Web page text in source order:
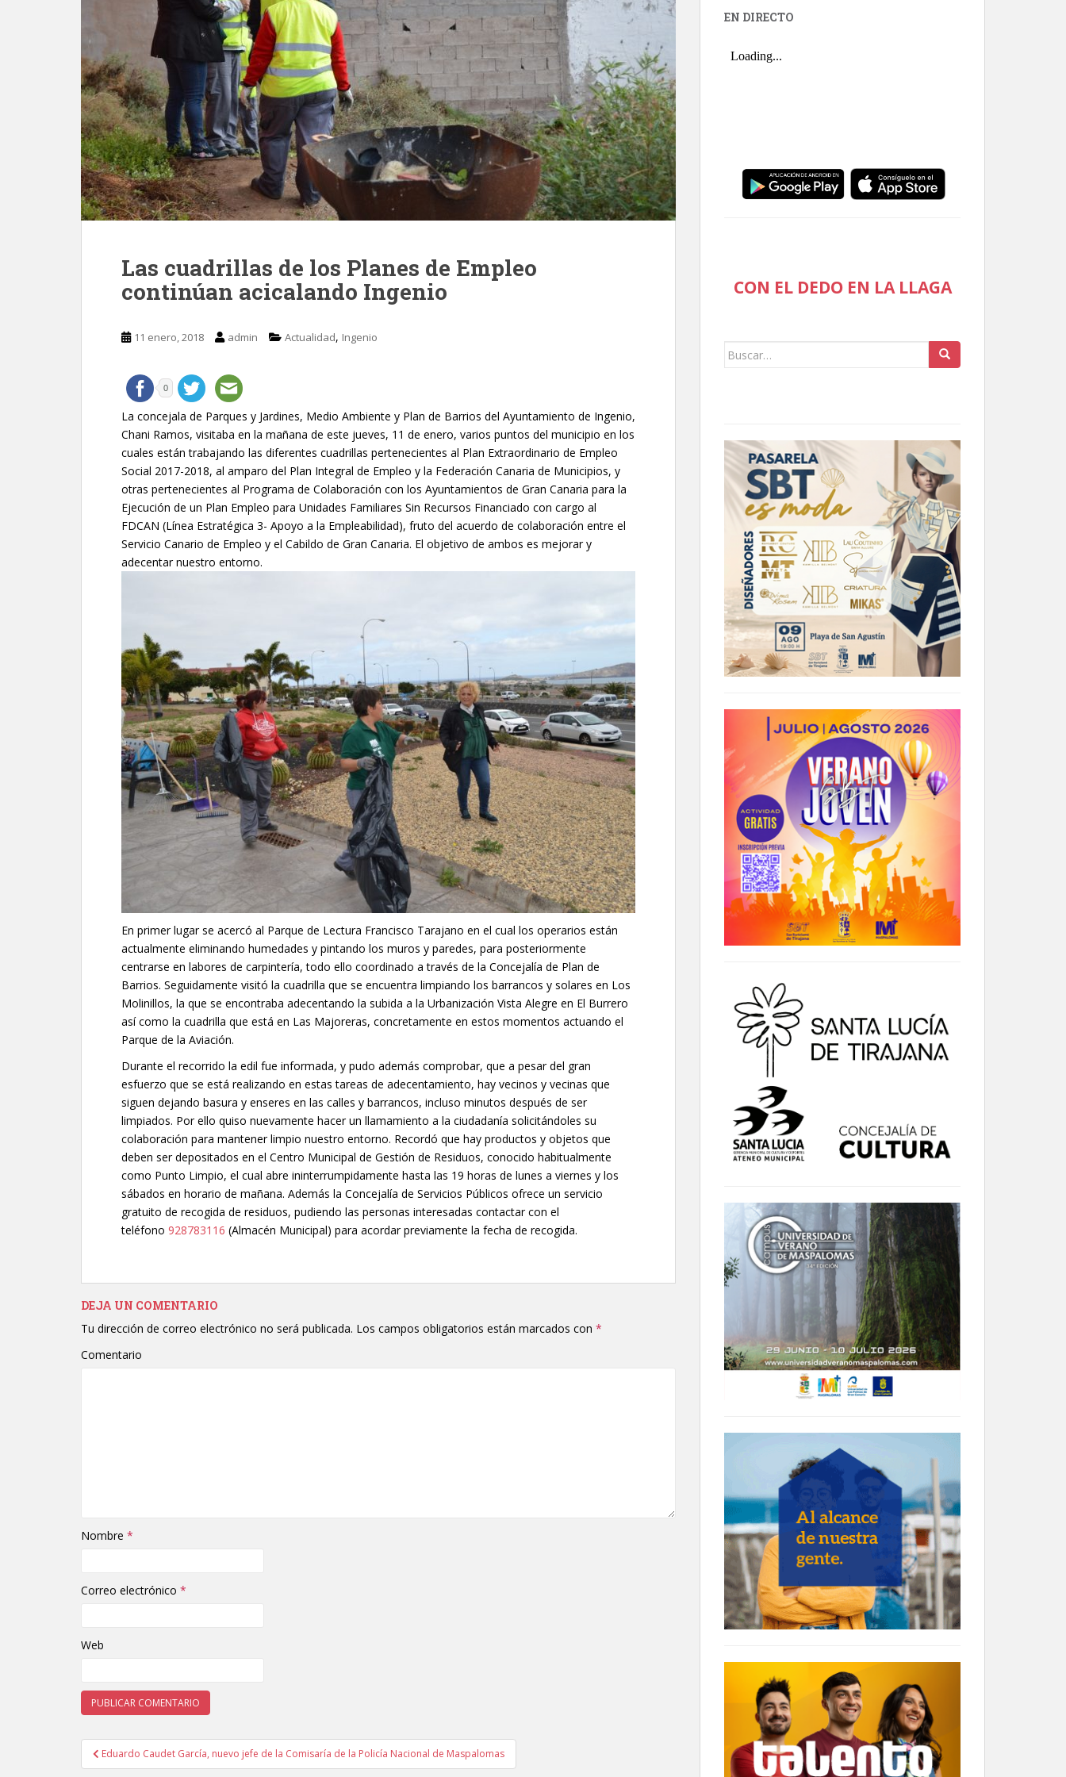
Las cuadrillas de los Planes de Empleo
continúan acicalando Ingenio
11 enero, 2018 admin Actualidad, Ingenio
0
La concejala de Parques y Jardines, Medio Ambiente y Plan de Barrios del Ayuntamiento de Ingenio,
Chani Ramos, visitaba en la mañana de este jueves, 11 de enero, varios puntos del municipio en los
cuales están trabajando las diferentes cuadrillas pertenecientes al Plan Extraordinario de Empleo
Social 2017-2018, al amparo del Plan Integral de Empleo y la Federación Canaria de Municipios, y
otras pertenecientes al Programa de Colaboración con los Ayuntamientos de Gran Canaria para la
Ejecución de un Plan Empleo para Unidades Familiares Sin Recursos Financiado con cargo al
FDCAN (Línea Estratégica 3- Apoyo a la Empleabilidad), fruto del acuerdo de colaboración entre el
Servicio Canario de Empleo y el Cabildo de Gran Canaria. El objetivo de ambos es mejorar y
adecentar nuestro entorno.
En primer lugar se acercó al Parque de Lectura Francisco Tarajano en el cual los operarios están
actualmente eliminando humedades y pintando los muros y paredes, para posteriormente
centrarse en labores de carpintería, todo ello coordinado a través de la Concejalía de Plan de
Barrios. Seguidamente visitó la cuadrilla que se encuentra limpiando los barrancos y solares en Los
Molinillos, la que se encontraba adecentando la subida a la Urbanización Vista Alegre en El Burrero
así como la cuadrilla que está en Las Majoreras, concretamente en estos momentos actuando el
Parque de la Aviación.
Durante el recorrido la edil fue informada, y pudo además comprobar, que a pesar del gran
esfuerzo que se está realizando en estas tareas de adecentamiento, hay vecinos y vecinas que
siguen dejando basura y enseres en las calles y barrancos, incluso minutos después de ser
limpiados. Por ello quiso nuevamente hacer un llamamiento a la ciudadanía solicitándoles su
colaboración para mantener limpio nuestro entorno. Recordó que hay productos y objetos que
deben ser depositados en el Centro Municipal de Gestión de Residuos, conocido habitualmente
como Punto Limpio, el cual abre ininterrumpidamente hasta las 19 horas de lunes a viernes y los
sábados en horario de mañana. Además la Concejalía de Servicios Públicos ofrece un servicio
gratuito de recogida de residuos, pudiendo las personas interesadas contactar con el
teléfono 928783116 (Almacén Municipal) para acordar previamente la fecha de recogida.
DEJA UN COMENTARIO
Tu dirección de correo electrónico no será publicada. Los campos obligatorios están marcados con *
Comentario
Nombre *
Correo electrónico *
Web
Navegación de entradas
Eduardo Caudet García, nuevo jefe de la Comisaría de la Policía Nacional de Maspalomas
EN DIRECTO
CON EL DEDO EN LA LLAGA
Buscar: